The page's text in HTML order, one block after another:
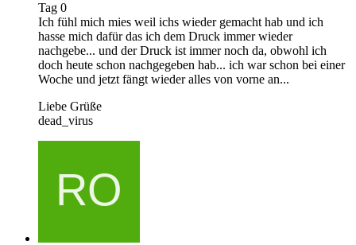
Tag 0
Ich fühl mich mies weil ichs wieder gemacht hab und ich
hasse mich dafür das ich dem Druck immer wieder
nachgebe... und der Druck ist immer noch da, obwohl ich
doch heute schon nachgegeben hab... ich war schon bei einer
Woche und jetzt fängt wieder alles von vorne an...
Liebe Grüße
dead_virus